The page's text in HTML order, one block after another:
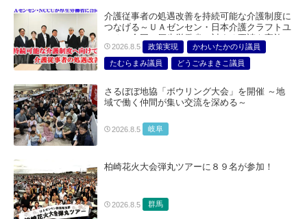
介護従事者の処遇改善を持続可能な介護制度に
つなげる～ＵＡゼンセン・日本介護クラフトユ
ニオン合同で厚生労働省に対する要請を実施～
2026.8.5 政策実現
かわいたかのり議員
たむらまみ議員
どうごみまきこ議員
さるぼぼ地協「ボウリング大会」を開催 ～地
域で働く仲間が集い交流を深める～
2026.8.5 岐阜
柏崎花火大会弾丸ツアーに８９名が参加！
2026.8.5 群馬